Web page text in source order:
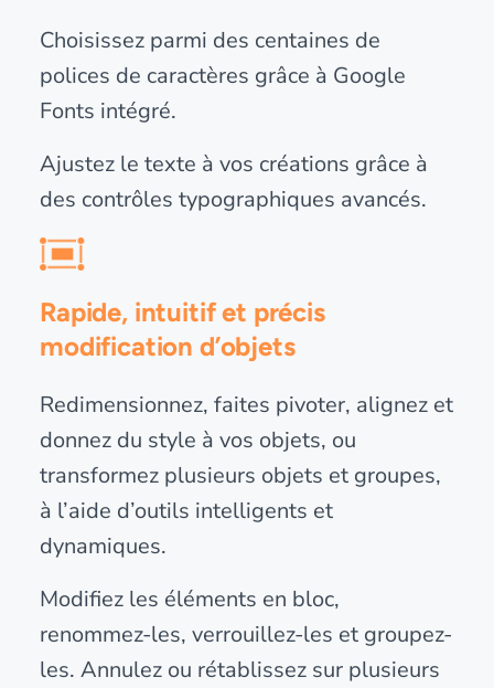
Choisissez parmi des centaines de
polices de caractères grâce à Google
Fonts intégré.
Ajustez le texte à vos créations grâce à
des contrôles typographiques avancés.
Rapide, intuitif et précis
modification d’objets
Redimensionnez, faites pivoter, alignez et
donnez du style à vos objets, ou
transformez plusieurs objets et groupes,
à l’aide d’outils intelligents et
dynamiques.
Modifiez les éléments en bloc,
renommez-les, verrouillez-les et groupez-
les. Annulez ou rétablissez sur plusieurs